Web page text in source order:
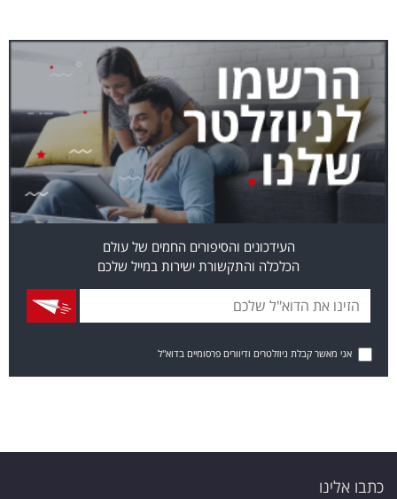
העידכונים והסיפורים החמים של עולם
הכלכלה והתקשורת ישירות במייל שלכם
אני מאשר קבלת ניוזלטרים ודיוורים פרסומיים בדוא"ל
כתבו אלינו